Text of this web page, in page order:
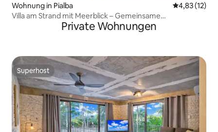
Wohnung in Pialba
4,83 (12)
Villa am Strand mit Meerblick – Gemeinsame
Stromtankstelle für Elektroautos
Private Wohnungen
Superhost
Superhost